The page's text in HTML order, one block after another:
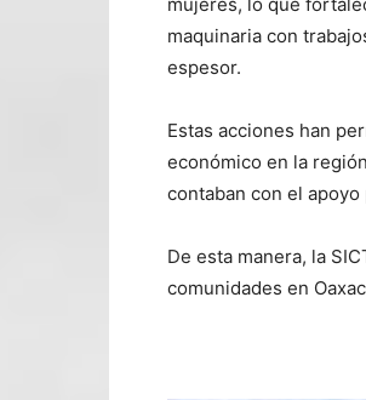
mujeres, lo que
maquinaria con
espesor.
Estas acciones han
económico en la
contaban con el
De esta manera, la
comunidades en